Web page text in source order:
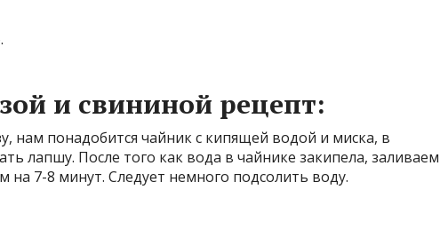
и свининой рецепт:
нам понадобится чайник с кипящей водой и миска, в
лапшу. После того как вода в чайнике закипела, заливаем
на 7-8 минут. Следует немного подсолить воду.